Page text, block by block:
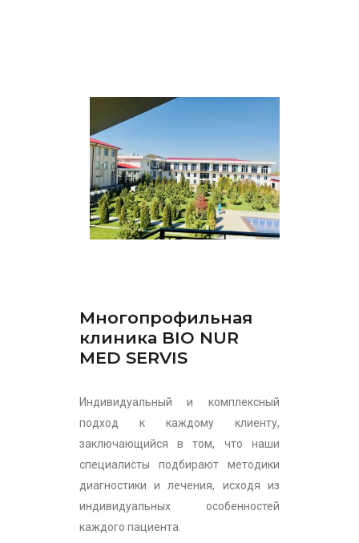
Многопрофильная
клиника BIO NUR
MED SERVIS
Индивидуальный и комплексный
подход к каждому клиенту,
заключающийся в том, что наши
специалисты подбирают методики
диагностики и лечения, исходя из
индивидуальных особенностей
каждого пациента.